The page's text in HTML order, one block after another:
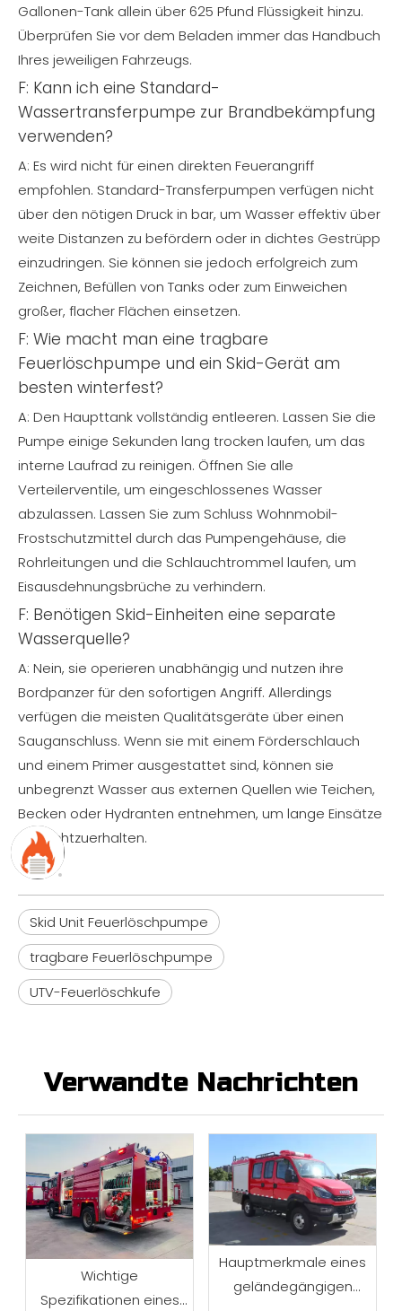
Gallonen-Tank allein über 625 Pfund Flüssigkeit hinzu.
Überprüfen Sie vor dem Beladen immer das Handbuch
Ihres jeweiligen Fahrzeugs.
F: Kann ich eine Standard-
Wassertransferpumpe zur Brandbekämpfung
verwenden?
A: Es wird nicht für einen direkten Feuerangriff
empfohlen. Standard-Transferpumpen verfügen nicht
über den nötigen Druck in bar, um Wasser effektiv über
weite Distanzen zu befördern oder in dichtes Gestrüpp
einzudringen. Sie können sie jedoch erfolgreich zum
Zeichnen, Befüllen von Tanks oder zum Einweichen
großer, flacher Flächen einsetzen.
F: Wie macht man eine tragbare
Feuerlöschpumpe und ein Skid-Gerät am
besten winterfest?
A: Den Haupttank vollständig entleeren. Lassen Sie die
Pumpe einige Sekunden lang trocken laufen, um das
interne Laufrad zu reinigen. Öffnen Sie alle
Verteilerventile, um eingeschlossenes Wasser
abzulassen. Lassen Sie zum Schluss Wohnmobil-
Frostschutzmittel durch das Pumpengehäuse, die
Rohrleitungen und die Schlauchtrommel laufen, um
Eisausdehnungsbrüche zu verhindern.
F: Benötigen Skid-Einheiten eine separate
Wasserquelle?
A: Nein, sie operieren unabhängig und nutzen ihre
Bordpanzer für den sofortigen Angriff. Allerdings
verfügen die meisten Qualitätsgeräte über einen
Sauganschluss. Wenn sie mit einem Förderschlauch
und einem Primer ausgestattet sind, können sie
unbegrenzt Wasser aus externen Quellen wie Teichen,
Becken oder Hydranten entnehmen, um lange Einsätze
aufrechtzuerhalten.
Skid Unit Feuerlöschpumpe
tragbare Feuerlöschpumpe
UTV-Feuerlöschkufe
Verwandte Nachrichten
Wichtige
Spezifikationen eines
Hauptmerkmale eines
geländegängigen